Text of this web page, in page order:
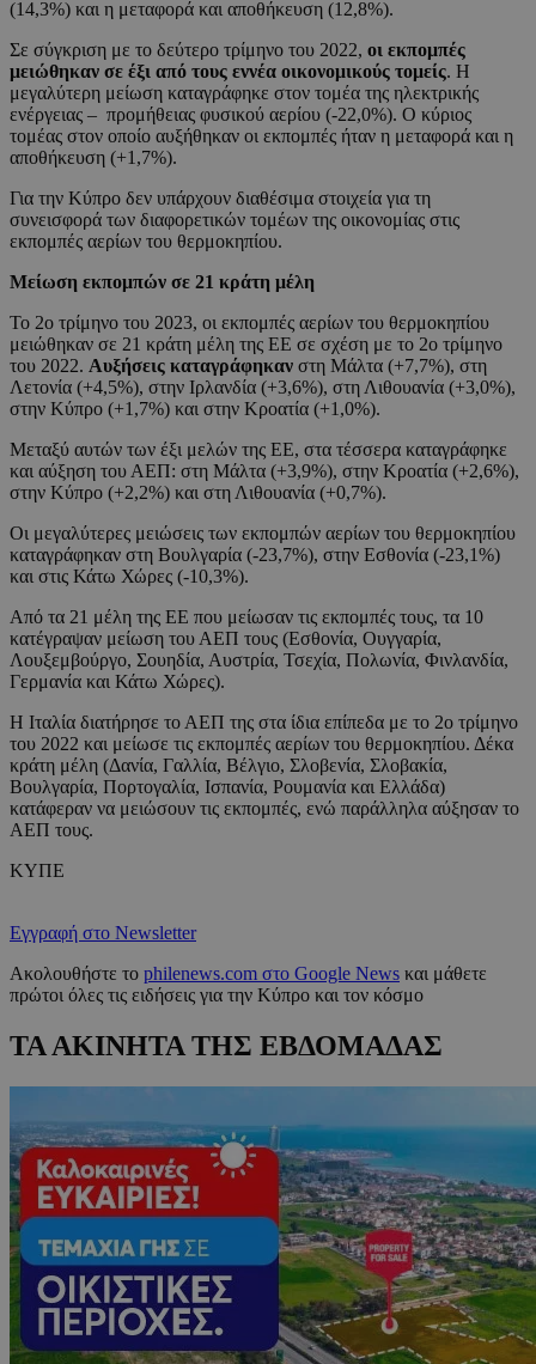
(14,3%) και η μεταφορά και αποθήκευση (12,8%).
Σε σύγκριση με το δεύτερο τρίμηνο του 2022, οι εκπομπές
μειώθηκαν σε έξι από τους εννέα οικονομικούς τομείς. Η
μεγαλύτερη μείωση καταγράφηκε στον τομέα της ηλεκτρικής
ενέργειας – προμήθειας φυσικού αερίου (-22,0%). Ο κύριος
τομέας στον οποίο αυξήθηκαν οι εκπομπές ήταν η μεταφορά και η
αποθήκευση (+1,7%).
Για την Κύπρο δεν υπάρχουν διαθέσιμα στοιχεία για τη
συνεισφορά των διαφορετικών τομέων της οικονομίας στις
εκπομπές αερίων του θερμοκηπίου.
Μείωση εκπομπών σε 21 κράτη μέλη
Το 2ο τρίμηνο του 2023, οι εκπομπές αερίων του θερμοκηπίου
μειώθηκαν σε 21 κράτη μέλη της ΕΕ σε σχέση με το 2ο τρίμηνο
του 2022. Αυξήσεις καταγράφηκαν στη Μάλτα (+7,7%), στη
Λετονία (+4,5%), στην Ιρλανδία (+3,6%), στη Λιθουανία (+3,0%),
στην Κύπρο (+1,7%) και στην Κροατία (+1,0%).
Μεταξύ αυτών των έξι μελών της ΕΕ, στα τέσσερα καταγράφηκε
και αύξηση του ΑΕΠ: στη Μάλτα (+3,9%), στην Κροατία (+2,6%),
στην Κύπρο (+2,2%) και στη Λιθουανία (+0,7%).
Οι μεγαλύτερες μειώσεις των εκπομπών αερίων του θερμοκηπίου
καταγράφηκαν στη Βουλγαρία (-23,7%), στην Εσθονία (-23,1%)
και στις Κάτω Χώρες (-10,3%).
Από τα 21 μέλη της ΕΕ που μείωσαν τις εκπομπές τους, τα 10
κατέγραψαν μείωση του ΑΕΠ τους (Εσθονία, Ουγγαρία,
Λουξεμβούργο, Σουηδία, Αυστρία, Τσεχία, Πολωνία, Φινλανδία,
Γερμανία και Κάτω Χώρες).
Η Ιταλία διατήρησε το ΑΕΠ της στα ίδια επίπεδα με το 2ο τρίμηνο
του 2022 και μείωσε τις εκπομπές αερίων του θερμοκηπίου. Δέκα
κράτη μέλη (Δανία, Γαλλία, Βέλγιο, Σλοβενία, Σλοβακία,
Βουλγαρία, Πορτογαλία, Ισπανία, Ρουμανία και Ελλάδα)
κατάφεραν να μειώσουν τις εκπομπές, ενώ παράλληλα αύξησαν το
ΑΕΠ τους.
ΚΥΠΕ
Εγγραφή στο Newsletter
Ακολουθήστε το philenews.com στο Google News και μάθετε
πρώτοι όλες τις ειδήσεις για την Κύπρο και τον κόσμο
ΤΑ ΑΚΙΝΗΤΑ ΤΗΣ ΕΒΔΟΜΑΔΑΣ